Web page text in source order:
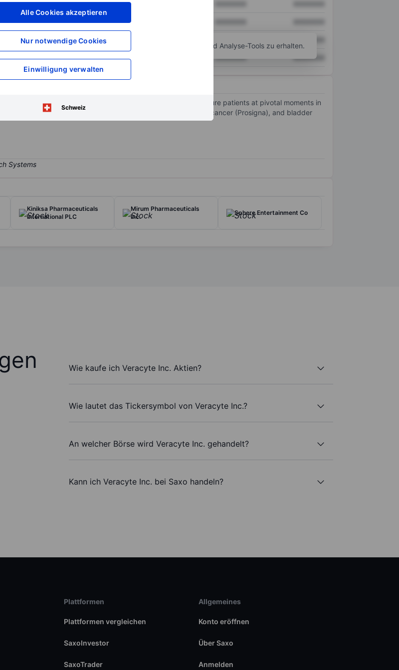
Alle Cookies akzeptieren
Nur notwendige Cookies
Einwilligung verwalten
Schweiz
XXXXXXX
XXXXXXX
XXXXXXX
XXXXXXX XXXXXXX XXXXXXX
Konto eröffnenum Zugriff auf mehr Diagramm- und Analyse-Tools zu erhalten.
clinicians with the insights necessary to guide and assure patients at pivotal moments in
cancer (Decipher Prostate), thyroid cancer (Afirma), breast cancer (Prosigna), and bladder
Kiniksa Pharmaceuticals
International PLC
Mirum Pharmaceuticals
Inc.
Sphere Entertainment Co
Wie kaufe ich Veracyte Inc. Aktien?
Wie lautet das Tickersymbol von Veracyte Inc.?
An welcher Börse wird Veracyte Inc. gehandelt?
Kann ich Veracyte Inc. bei Saxo handeln?
Plattformen
Plattformen vergleichen
SaxoInvestor
SaxoTrader
Allgemeines
Konto eröffnen
Über Saxo
Anmelden